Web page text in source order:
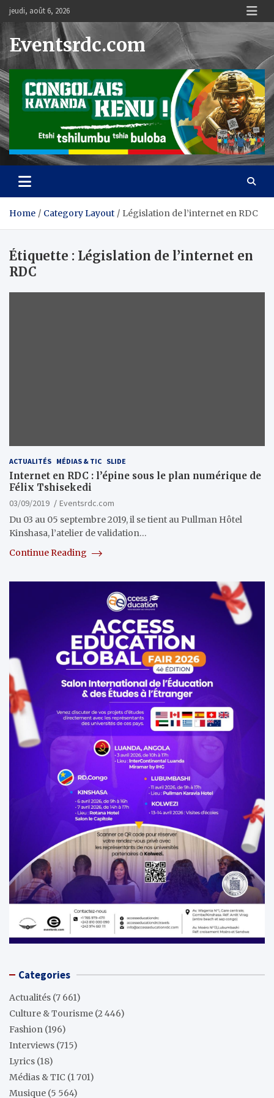
Skip
content
jeudi, août 6, 2026
Eventsrdc.com
Home Category Layout Législation de l’internet en RDC
Étiquette : Législation de l’internet en
RDC
ACTUALITÉS MÉDIAS & TIC SLIDE
Internet en RDC : l’épine sous le plan numérique de
Félix Tshisekedi
03/09/2019
Eventsrdc.com
Du 03 au 05 septembre 2019, il se tient au Pullman Hôtel
Kinshasa, l’atelier de validation…
Continue Reading
Categories
Actualités (7 661)
Culture & Tourisme (2 446)
Fashion (196)
Interviews (715)
Lyrics (18)
Médias & TIC (1 701)
Musique (5 564)